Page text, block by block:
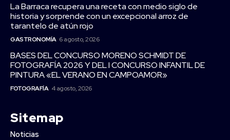
La Barraca recupera una receta con medio siglo de
historia y sorprende con un excepcional arroz de
tarantelo de atún rojo
GASTRONOMÍA 6 agosto, 2026
BASES DEL CONCURSO MORENO SCHMIDT DE
FOTOGRAFÍA 2026 Y DEL I CONCURSO INFANTIL DE
PINTURA «EL VERANO EN CAMPOAMOR»
FOTOGRAFÍA 4 agosto, 2026
Sitemap
Noticias